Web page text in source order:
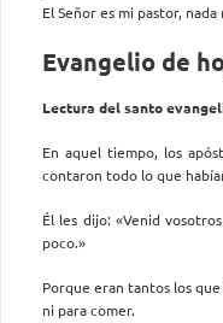
El Señor es mi pastor,
Evangelio de
Lectura del santo
En aquel tiempo, los
contaron todo lo que
Él les dijo: «Venid
poco.»
Porque eran tantos los
ni para comer.